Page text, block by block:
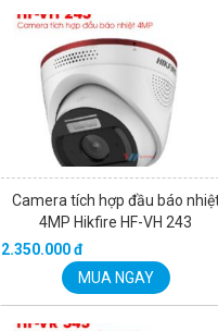
Camera tích hợp đầu báo
4MP Hikfire HF-VH 243
2.350.000 đ
MUA NGAY